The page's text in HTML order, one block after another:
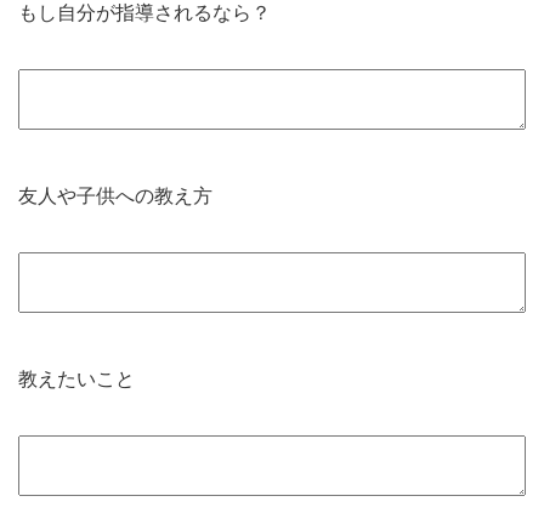
もし自分が指導されるなら？
友人や子供への教え方
教えたいこと